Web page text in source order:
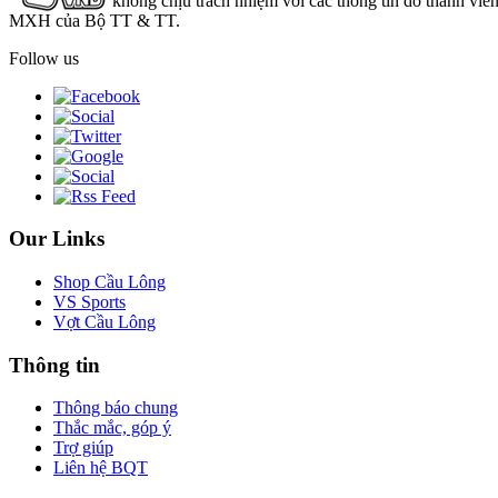
MXH của Bộ TT & TT.
Follow us
Our Links
Shop Cầu Lông
VS Sports
Vợt Cầu Lông
Thông tin
Thông báo chung
Thắc mắc, góp ý
Trợ giúp
Liên hệ BQT